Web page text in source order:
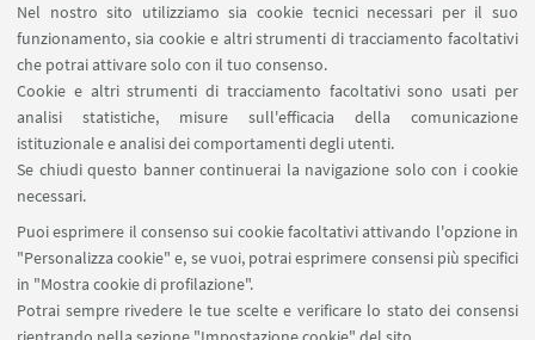
Nel nostro sito utilizziamo sia cookie tecnici necessari per il suo
funzionamento, sia cookie e altri strumenti di tracciamento facoltativi
che potrai attivare solo con il tuo consenso.
Cookie e altri strumenti di tracciamento facoltativi sono usati per
analisi statistiche, misure sull'efficacia della comunicazione
istituzionale e analisi dei comportamenti degli utenti.
Se chiudi questo banner continuerai la navigazione solo con i cookie
necessari.
Puoi esprimere il consenso sui cookie facoltativi attivando l'opzione in
"Personalizza cookie" e, se vuoi, potrai esprimere consensi più specifici
in "Mostra cookie di profilazione".
Potrai sempre rivedere le tue scelte e verificare lo stato dei consensi
Area riservata
Prenotazione risorse
SEGUI IL DIPARTIMENTO SU:
SEGUI UNIBO SU: